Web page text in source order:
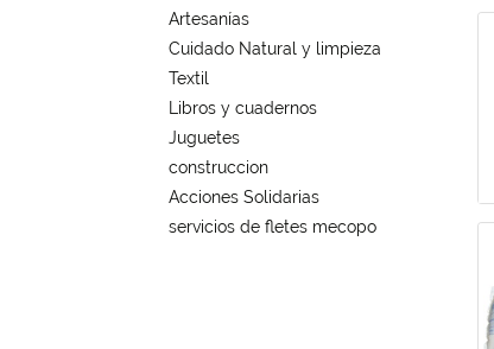
Artesanías
Cuidado Natural y limpieza
Textil
Libros y cuadernos
Juguetes
construccion
Acciones Solidarias
servicios de fletes mecopo